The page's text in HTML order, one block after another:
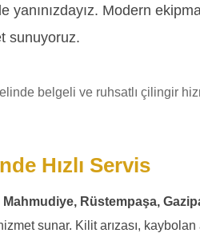
yanınızdayız. Modern
sunuyoruz.
belgeli ve ruhsatlı çilingir
Hızlı Servis
Mahmudiye, Rüstempaşa,
sunar. Kilit arızası,